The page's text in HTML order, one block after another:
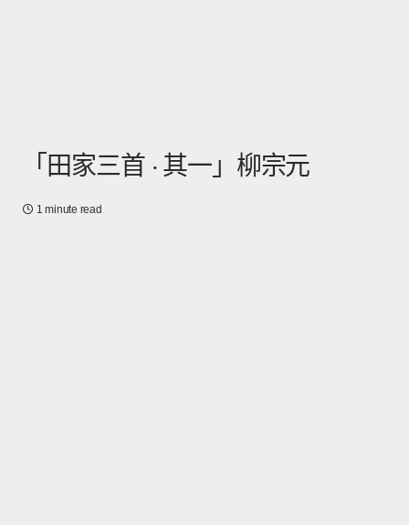
「田家三首 · 其一」柳宗元
1 minute read